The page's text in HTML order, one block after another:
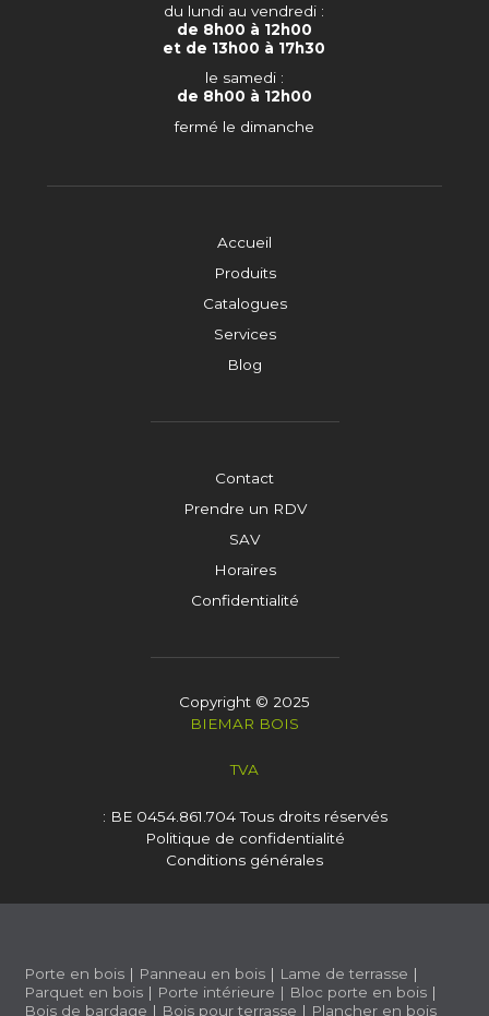
Accueil
Produits
Catalogues
Services
Blog
Contact
Prendre un RDV
SAV
Horaires
Confidentialité
du lundi au vendredi :
de 8h00 à 12h00
et de 13h00 à 17h30
le samedi :
de 8h00 à 12h00
fermé le dimanche
Copyright © 2025
BIEMAR BOIS
TVA
: BE 0454.861.704Tous droits réservés
Politique de confidentialité
Conditions générales
Porte en bois | Panneau en bois | Lame de terrasse |
Parquet en bois | Porte intérieure | Bloc porte en bois |
Bois de bardage | Bois pour terrasse | Plancher en bois